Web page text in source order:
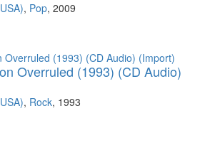
, Pop, 2009
Overruled (1993) (CD Audio)
, Rock, 1993